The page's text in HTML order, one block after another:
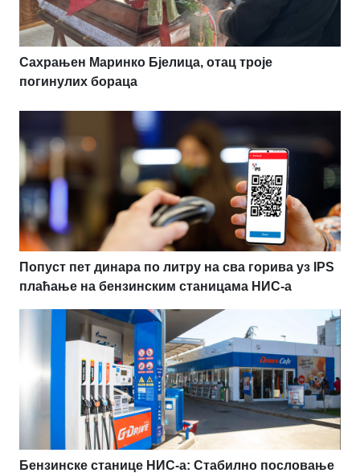
Сахрањен Маринко Бјелица, отац троје
погинулих бораца
Попуст пет динара по литру на сва горива уз IPS
плаћање на бензинским станицама НИС-а
Бензинске станице НИС-а: Стабилно пословање